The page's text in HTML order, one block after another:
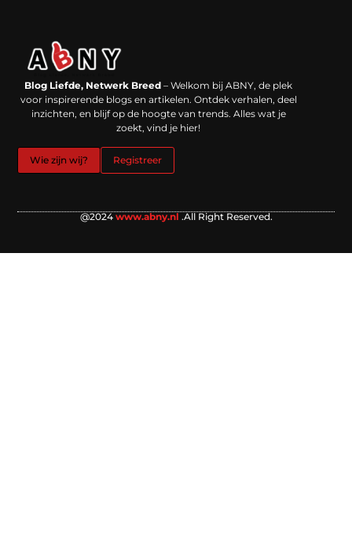
Blog Liefde, Netwerk Breed – Welkom bij ABNY, de plek
voor inspirerende blogs en artikelen. Ontdek verhalen, deel
inzichten, en blijf op de hoogte van trends. Alles wat je
zoekt, vind je hier!
Wie zijn wij? Registreer
@2024 www.abny.nl .All Right Reserved.